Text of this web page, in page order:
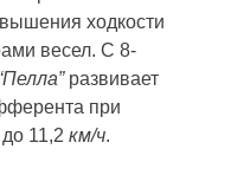
ходкости
весел. С 8-
развивает
при
до 11,2км/ч.